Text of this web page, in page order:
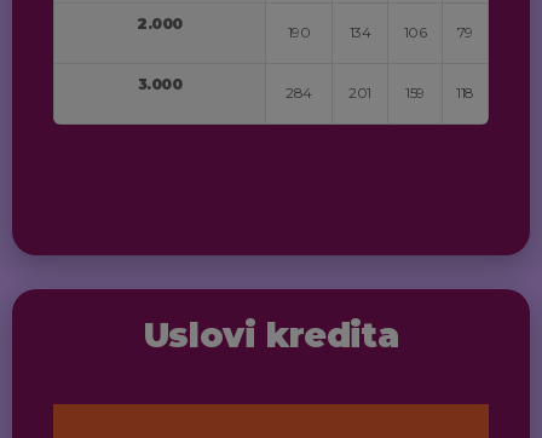
2.000 190 134 106 79
3.000 284 201 159 118
Uslovi kredita